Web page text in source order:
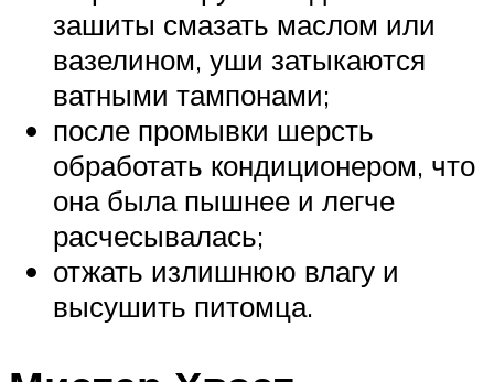
зашиты смазать маслом или
вазелином, уши затыкаются
ватными тампонами;
после промывки шерсть
обработать кондиционером, что
она была пышнее и легче
расчесывалась;
отжать излишнюю влагу и
высушить питомца.